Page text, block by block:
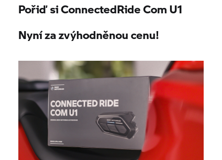
Pořiď si ConnectedRide Com U1
Nyní za zvýhodněnou cenu!